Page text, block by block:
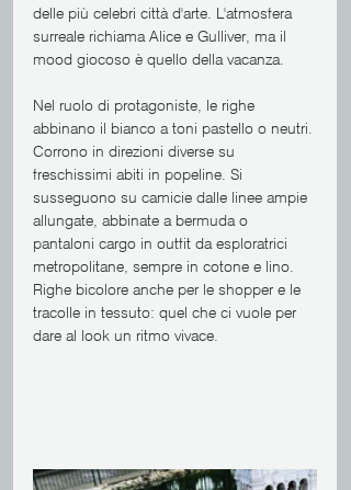
delle più celebri città d'arte. L'atmosfera
surreale richiama Alice e Gulliver, ma il
mood giocoso è quello della vacanza.
Nel ruolo di protagoniste, le righe
abbinano il bianco a toni pastello o neutri.
Corrono in direzioni diverse su
freschissimi abiti in popeline. Si
susseguono su camicie dalle linee ampie
allungate, abbinate a bermuda o
pantaloni cargo in outfit da esploratrici
metropolitane, sempre in cotone e lino.
Righe bicolore anche per le shopper e le
tracolle in tessuto: quel che ci vuole per
dare al look un ritmo vivace.